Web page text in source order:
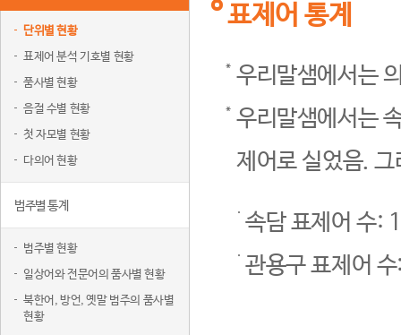
단위별 현황
표제어 분석 기호별 현황
품사별 현황
음절 수별 현황
첫 자모별 현황
다의어 현황
범주별 통계
범주별 현황
일상어와 전문어의 품사별 현황
북한어, 방언, 옛말 범주의 품사별
현황
표제어 통계
우리말샘에서는
우리말샘에서는
제어로 실었음.
속담 표제어 수:
관용구 표제어